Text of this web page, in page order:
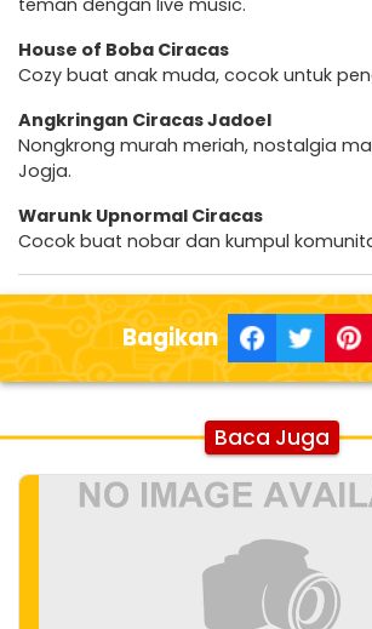
teman dengan live music.
House of Boba Ciracas
Cozy buat anak muda, cocok untuk
Angkringan Ciracas Jadoel
Nongkrong murah meriah, nostalgia
Jogja.
Warunk Upnormal Ciracas
Cocok buat nobar dan kumpul
Bagikan
Baca Juga